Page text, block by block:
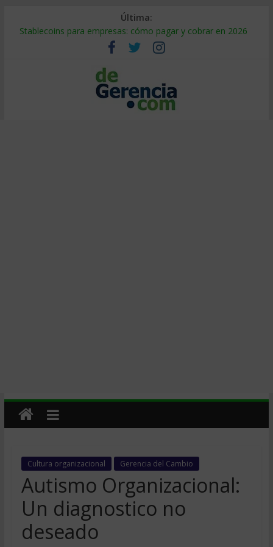
Última:
Stablecoins para empresas: cómo pagar y cobrar en 2026
Despido silencioso: qué es y por qué sale tan caro
IA en selección de personal: cómo auditarla a tiempo
Trabajo forzoso en la cadena de suministro: qué hacer
Mercado hispano de EE. UU.: cómo segmentarlo y venderle
Cultura organizacional Gerencia del Cambio
Autismo Organizacional:
Un diagnostico no
deseado